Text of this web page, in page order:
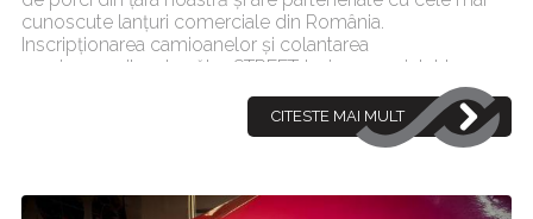
cunoscute lanțuri comerciale din România.
Inscripționarea camioanelor și colantarea
semiremorcilor de către STREETdesign.ro a ajutat la
CITESTE MAI MULT